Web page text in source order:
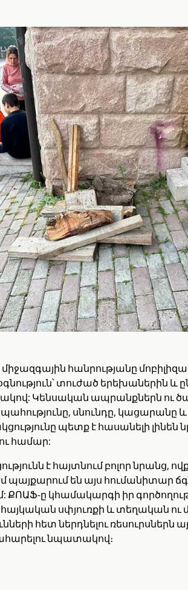
միջազգային հանրությանը
տուժած երեխաներին և
Կենսական ապրանքներն ու
սնունդը, կացարանը
պետք է հասանելի լինեն
համար:
է հայտնում բոլոր նրանց,
պայքարում են այս հումանիտար
ՔՈԱՖ-ը կհամակարգի իր
սփյուռքի և տեղական ու
հետ ներդնելու ռեսուրսներն
նպատակով։